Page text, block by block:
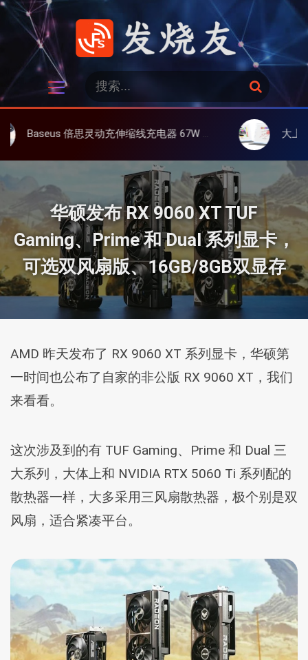
跳
发烧友
：
搜
索
伸缩线充电器 67W 3C，超耐用可伸缩线、氮化镓、3C多设备同时充 大上 Paperlike 13K 彩屏版
华硕发布 RX 9060 XT TUF
Gaming、Prime 和 Dual 系列显卡，
可选双风扇版、16GB/8GB双显存
AMD 昨天发布了 RX 9060 XT 系列显卡，华硕第
一时间也公布了自家的非公版 RX 9060 XT，我们
来看看。
这次涉及到的有 TUF Gaming、Prime 和 Dual 三
大系列，大体上和 NVIDIA RTX 5060 Ti 系列配的
散热器一样，大多采用三风扇散热器，极个别是双
风扇，适合紧凑平台。